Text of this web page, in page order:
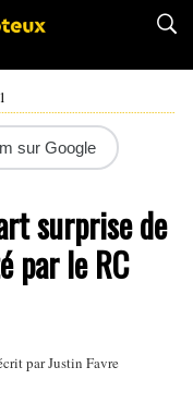
sur Google
surprise de
par le RC
parJustin Favre